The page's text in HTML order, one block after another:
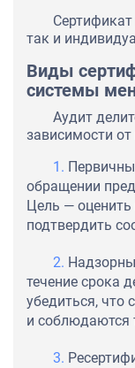
так и
Виды
системы
Аудит
зависимости
обращении
Цель —
подтвердить
течение срока
убедиться, что
и соблюдаются